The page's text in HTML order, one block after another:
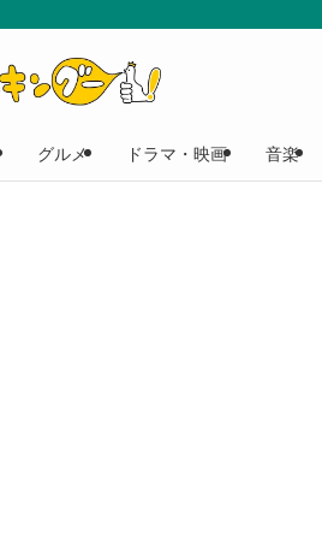
グルメ ドラマ・映画 音楽